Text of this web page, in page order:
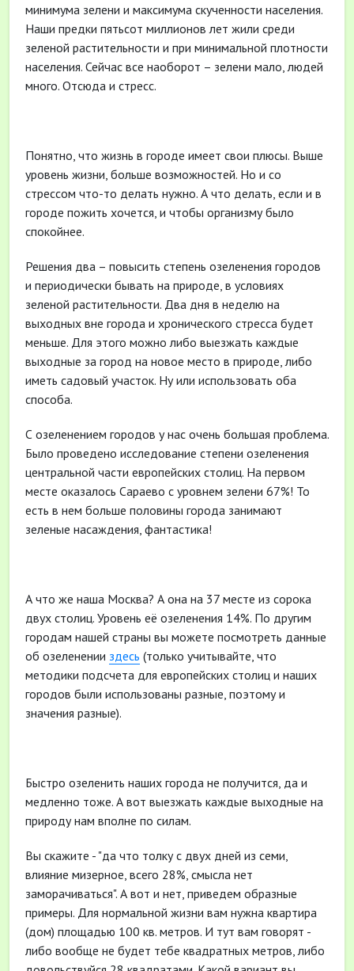
минимума зелени и максимума скученности населения.
Наши предки пятьсот миллионов лет жили среди
зеленой растительности и при минимальной плотности
населения. Сейчас все наоборот – зелени мало, людей
много. Отсюда и стресс.
Понятно, что жизнь в городе имеет свои плюсы. Выше
уровень жизни, больше возможностей. Но и со
стрессом что-то делать нужно. А что делать, если и в
городе пожить хочется, и чтобы организму было
спокойнее.
Решения два – повысить степень озеленения городов
и периодически бывать на природе, в условиях
зеленой растительности. Два дня в неделю на
выходных вне города и хронического стресса будет
меньше. Для этого можно либо выезжать каждые
выходные за город на новое место в природе, либо
иметь садовый участок. Ну или использовать оба
способа.
С озеленением городов у нас очень большая проблема.
Было проведено исследование степени озеленения
центральной части европейских столиц. На первом
месте оказалось Сараево с уровнем зелени 67%! То
есть в нем больше половины города занимают
зеленые насаждения, фантастика!
А что же наша Москва? А она на 37 месте из сорока
двух столиц. Уровень её озеленения 14%. По другим
городам нашей страны вы можете посмотреть данные
об озеленении здесь (только учитывайте, что
методики подсчета для европейских столиц и наших
городов были использованы разные, поэтому и
значения разные).
Быстро озеленить наших города не получится, да и
медленно тоже. А вот выезжать каждые выходные на
природу нам вполне по силам.
Вы скажите - "да что толку с двух дней из семи,
влияние мизерное, всего 28%, смысла нет
заморачиваться". А вот и нет, приведем образные
примеры. Для нормальной жизни вам нужна квартира
(дом) площадью 100 кв. метров. И тут вам говорят -
либо вообще не будет тебе квадратных метров, либо